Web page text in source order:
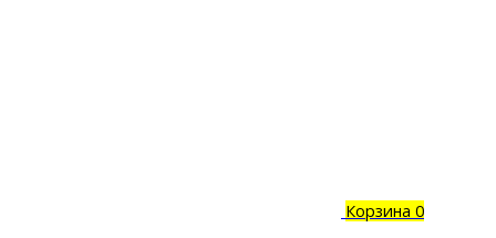
Корзина 0